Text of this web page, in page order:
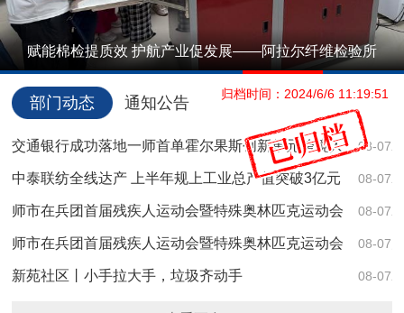
赋能棉检提质效 护航产业促发展——阿拉尔纤维检验所
协助开展…归档时间：2024/6/6 11:19:51
部门动态 通知公告
08-07
交通银行成功落地一师首单霍尔果斯创新单元跨境人
民币贷款 08-07
中泰联纺全线达产 上半年规上工业总产值突破3亿元
08-07
师市在兵团首届残疾人运动会暨特殊奥林匹克运动会
中斩获佳绩 08-07
师市在兵团首届残疾人运动会暨特殊奥林匹克运动会
中斩获佳绩 08-07
新苑社区丨小手拉大手，垃圾齐动手